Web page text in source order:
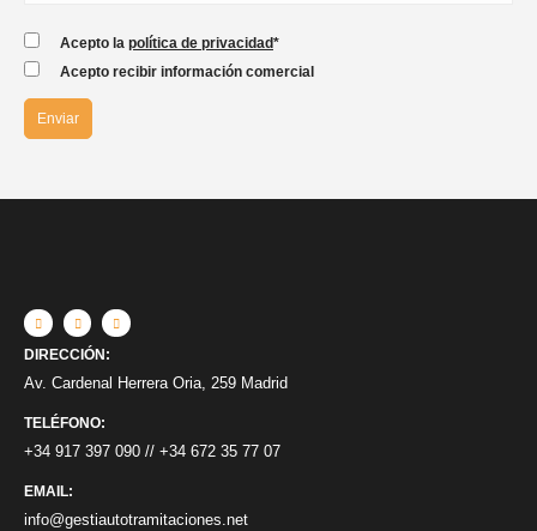
Acepto la política de privacidad*
Acepto recibir información comercial
DIRECCIÓN:
Av. Cardenal Herrera Oria, 259 Madrid
TELÉFONO:
+34 917 397 090 // +34 672 35 77 07
EMAIL:
info@gestiautotramitaciones.net